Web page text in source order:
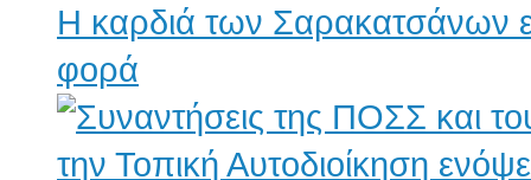
Η καρδιά των Σαρακατσάνων
φορά